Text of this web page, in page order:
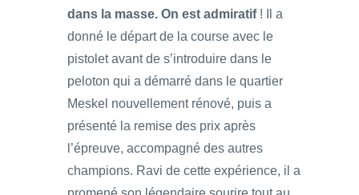
dans la masse. On est admiratif! Il a
donné le départ de la course avec le
pistolet avant de s’introduire dans le
peloton qui a démarré dans le quartier
Meskel nouvellement rénové, puis a
présenté la remise des prix après
l’épreuve, accompagné des autres
champions. Ravi de cette expérience, il a